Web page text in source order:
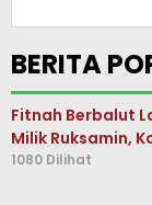
BERITA
Fitnah Berbalut
Milik Ruksamin,
1080 Dilihat